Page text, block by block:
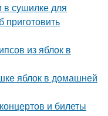
сушилке для
приготовить
из яблок в
яблок в домашней
и билеты